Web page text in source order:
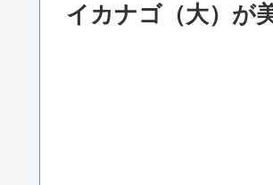
イカナゴ（大）が